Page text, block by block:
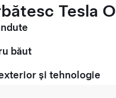
Tesla
băut
și tehnologie